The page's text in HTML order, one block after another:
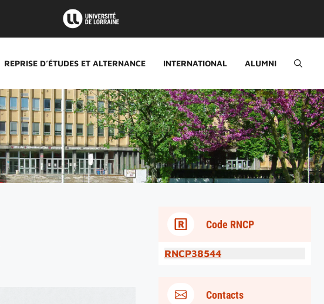
REPRISE D’ÉTUDES ET ALTERNANCE INTERNATIONAL ALUMNI
Code RNCP
RNCP38544
Contacts